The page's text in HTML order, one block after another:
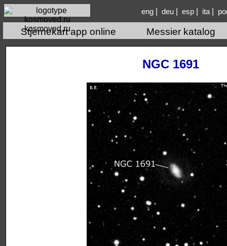
kosmoved.ru
eng| deu| esp| ita|
Stjernekart app online Messier katalog
NGC 1691